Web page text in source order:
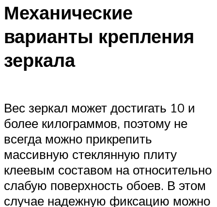
Механические
варианты крепления
зеркала
Вес зеркал может достигать 10 и
более килограммов, поэтому не
всегда можно прикрепить
массивную стеклянную плиту
клеевым составом на относительно
слабую поверхность обоев. В этом
случае надежную фиксацию можно